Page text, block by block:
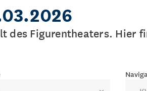
Figurentheaters. Hier